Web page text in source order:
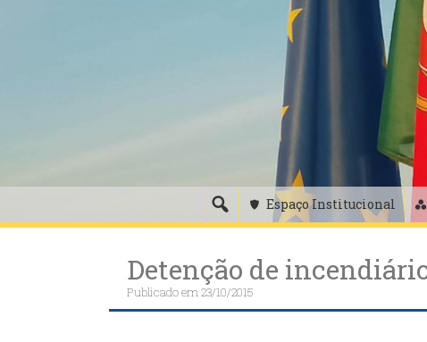
Espaço Institucional
Detenção de
Publicado em23/10/2015